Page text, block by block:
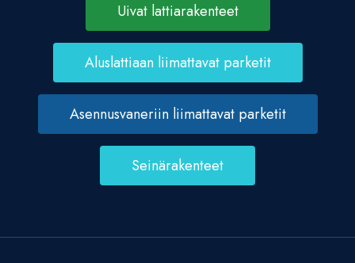
Uivat lattiarakenteet
Aluslattiaan liimattavat parketit
Asennusvaneriin liimattavat parketit
Seinärakenteet